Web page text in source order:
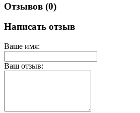
Отзывов (0)
Написать отзыв
Ваше имя:
Ваш отзыв: